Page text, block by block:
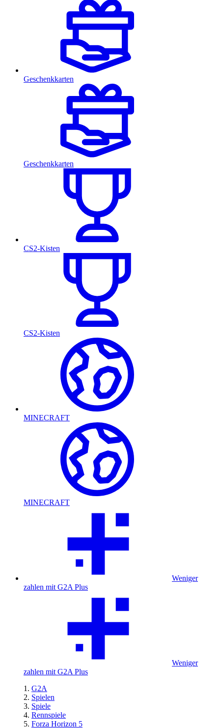
Geschenkkarten
Geschenkkarten
CS2-Kisten
CS2-Kisten
MINECRAFT
MINECRAFT
Weniger
zahlen mit G2A Plus
Weniger
zahlen mit G2A Plus
G2A
Spielen
Spiele
Rennspiele
Forza Horizon 5